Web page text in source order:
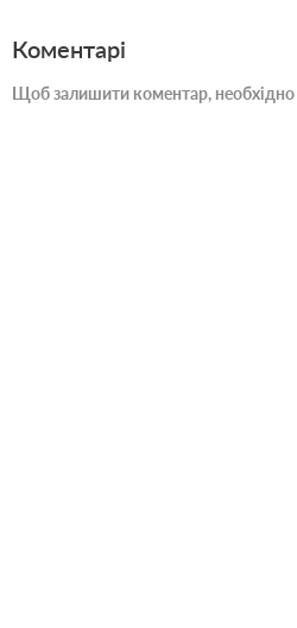
Коментарі
Щоб залишити коментар, необхідно